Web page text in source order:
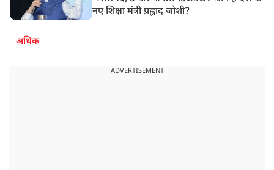
नए शिक्षा मंत्री प्रह्लाद जोशी?
अधिक
ADVERTISEMENT